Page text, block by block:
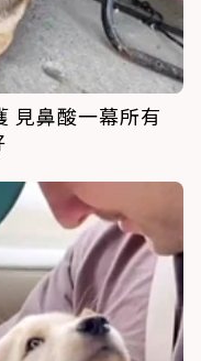
見鼻酸一幕所有